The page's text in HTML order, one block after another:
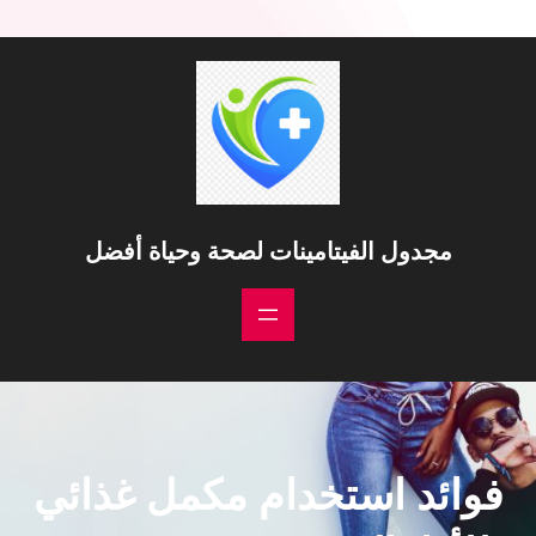
مجدول الفيتامينات لصحة وحياة أفضل
فوائد استخدام مكمل غذائي